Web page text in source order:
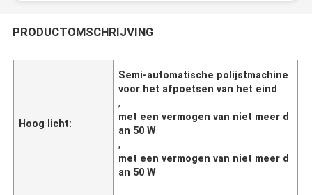
PRODUCTOMSCHRIJVING
Hoog licht:
Semi-automatische polijstmachine
voor het afpoetsen van het eind
,
met een vermogen van niet meer d
an 50 W
,
met een vermogen van niet meer d
an 50 W